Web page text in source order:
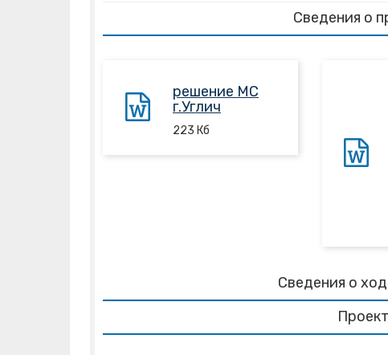
Сведения о
решение МС
г.Углич
223 Кб
Сведения о